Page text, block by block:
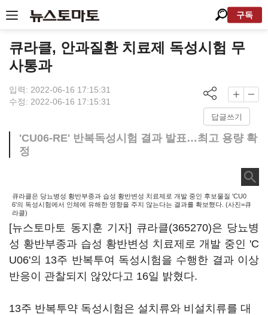
구독
큐라클, 안과질환 치료제 독성시험 무
사통과
입력: 2022-06-16 17:15:31
수정: 2022-06-16 17:15:31
답글쓰기
'CU06-RE' 반복독성시험 결과 발표…최고 용량 확
정
큐라클은 당뇨병성 황반부종과 습성 황반변성 치료제로 개발 중인 후보물질 'CU0
6'의 독성시험에서 인체에 유해한 영향을 주지 않는다는 결과를 확보했다. (사진=큐
라클)
[뉴스토마토 동지훈 기자] 큐라클(365270)은 당뇨병
성 황반부종과 습성 황반변성 치료제로 개발 중인 'C
U06'의 13주 반복투여 독성시험을 수행한 결과 이상
반응이 관찰되지 않았다고 16일 밝혔다.
13주 반복투약 독성시험은 설치류와 비설치류를 대